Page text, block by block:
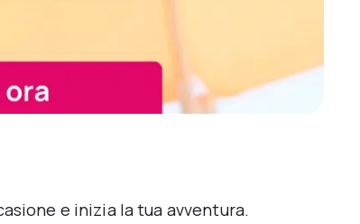
e inizia la tua avventura.